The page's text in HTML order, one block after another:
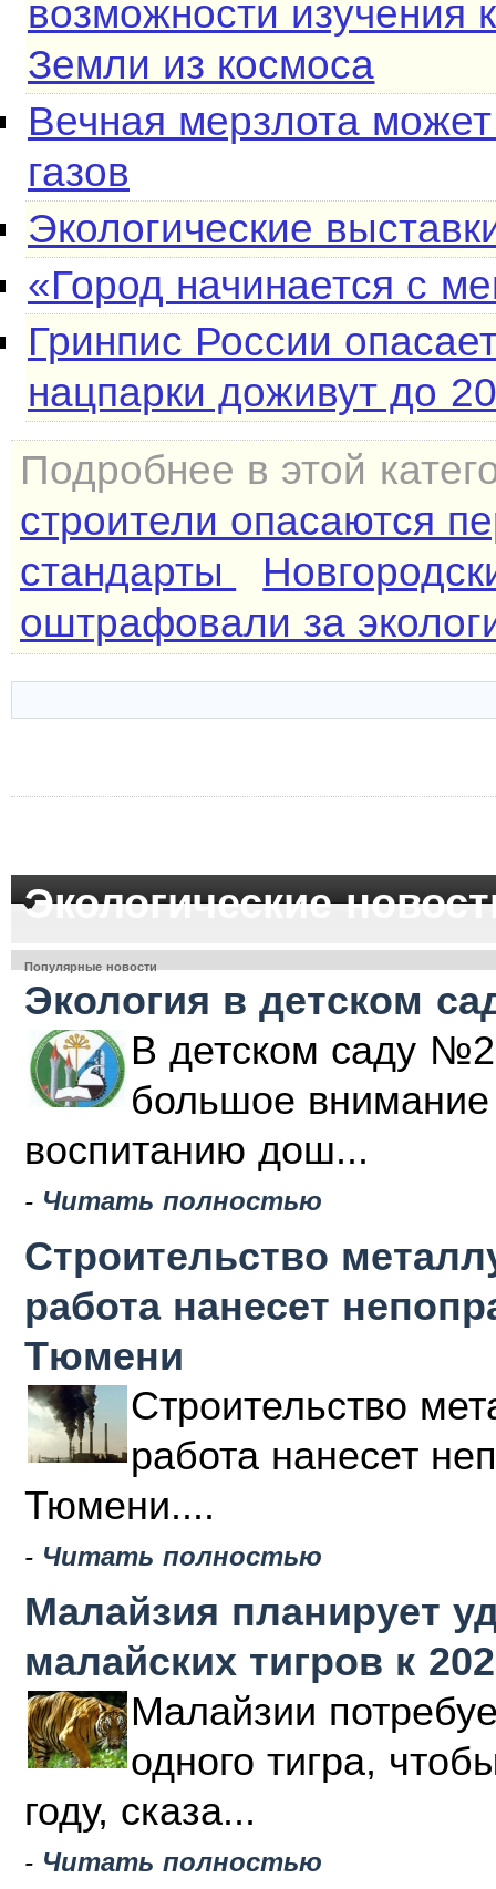
возможности изучения
Земли из космоса
Вечная мерзлота
газов
Экологические
«Город начинается с
Гринпис России
нацпарки доживут до
Подробнее в этой
строители опасаются
стандарты
оштрафовали за
Экологические
Популярные новости
Экология в детском
В детском саду
большое внимание
воспитанию дош...
- Читать полностью
Строительство
работа нанесет
Тюмени
Строительство
работа нанесет
Тюмени....
- Читать полностью
Малайзия планирует
малайских тигров к
Малайзии
одного тигра,
году, сказа...
- Читать полностью